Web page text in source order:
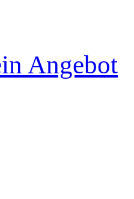
Angebot